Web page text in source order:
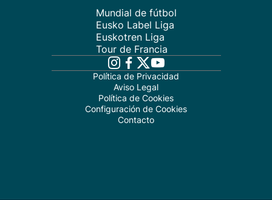
Mundial de fútbol
Eusko Label Liga
Euskotren Liga
Tour de Francia
Política de Privacidad
Aviso Legal
Política de Cookies
Configuración de Cookies
Contacto